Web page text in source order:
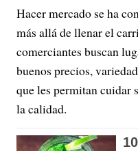
Hacer mercado se ha
más allá de llenar el
comerciantes buscan
buenos precios,
que les permitan cuidar
la calidad.